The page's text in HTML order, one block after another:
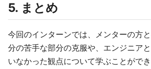
5. まとめ
今回のインターンでは、メンターの方
分の苦手な部分の克服や、エンジニア
いなかった観点について学ぶことができ